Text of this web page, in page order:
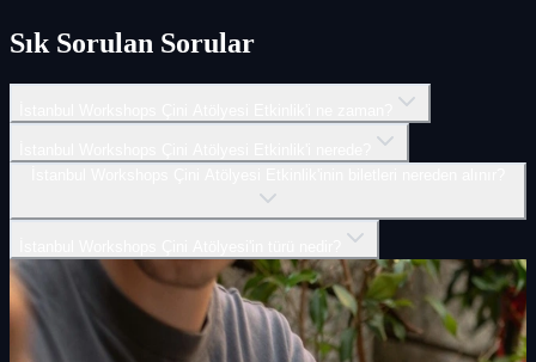
Sık Sorulan Sorular